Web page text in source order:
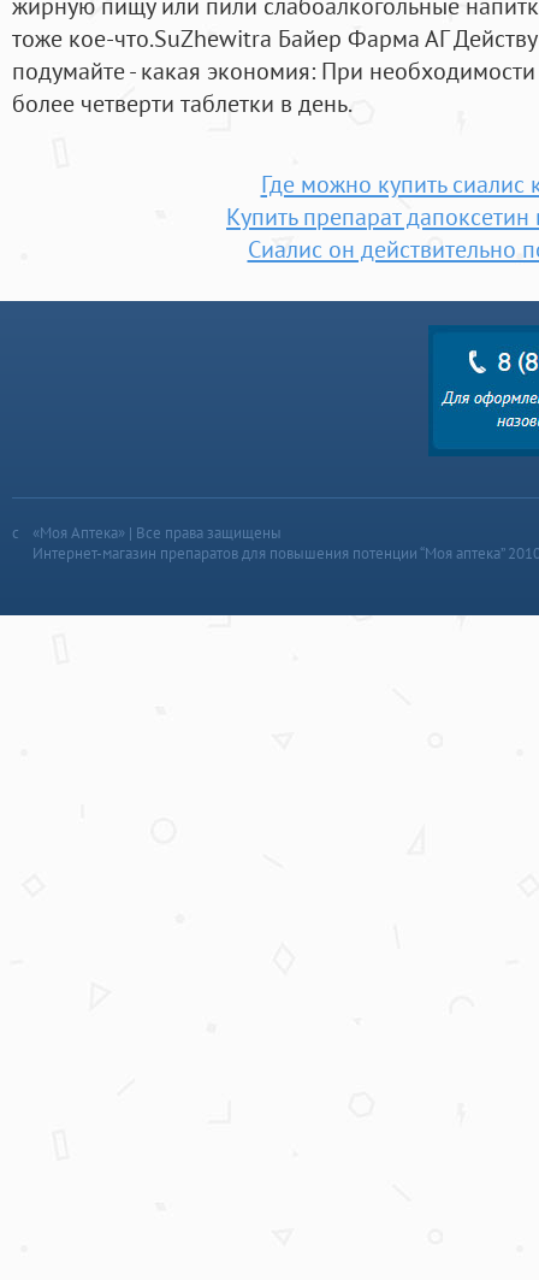
тоже кое-что.SuZhewitra Байер Фарма АГ
подумайте - какая экономия: При
более четверти таблетки в день.
Где можно купить сиалис
Купить препарат дапоксетин
Сиалис он действительно
«Моя Аптека» | Все права защищены
Интернет-магазин препаратов для повышения потенции “Моя аптека”